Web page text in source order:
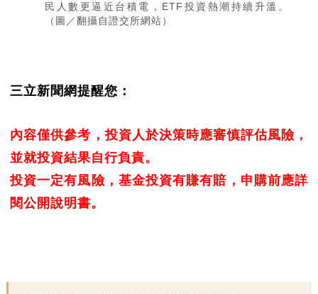
民人數更逼近台積電，ETF投資熱潮持續升溫。
（圖／翻攝自證交所網站）
三立新聞網提醒您：
內容僅供參考，投資人於決策時應審慎評估風險，
並就投資結果自行負責。
投資一定有風險，基金投資有賺有賠，申購前應詳
閱公開說明書。